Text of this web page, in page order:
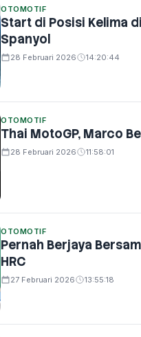
OTOMOTIF
Start di Posisi Kelima
Spanyol
28 Februari 2026 14:20:44
OTOMOTIF
Thai MotoGP, Marco
28 Februari 2026 11:58:01
OTOMOTIF
Pernah Berjaya
HRC
27 Februari 2026 13:55:18